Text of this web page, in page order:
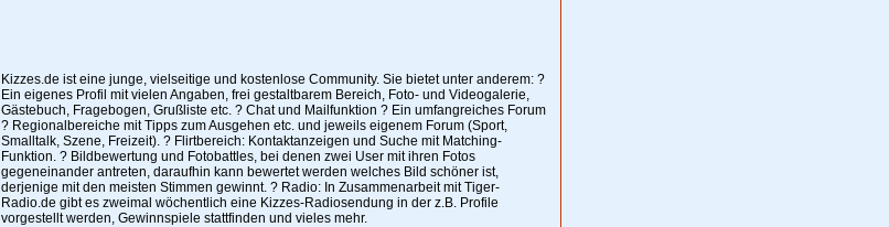
Kizzes.de ist eine junge, vielseitige und kostenlose Community. Sie bietet unter anderem: ?
Ein eigenes Profil mit vielen Angaben, frei gestaltbarem Bereich, Foto- und Videogalerie,
Gästebuch, Fragebogen, Grußliste etc. ? Chat und Mailfunktion ? Ein umfangreiches Forum
? Regionalbereiche mit Tipps zum Ausgehen etc. und jeweils eigenem Forum (Sport,
Smalltalk, Szene, Freizeit). ? Flirtbereich: Kontaktanzeigen und Suche mit Matching-
Funktion. ? Bildbewertung und Fotobattles, bei denen zwei User mit ihren Fotos
gegeneinander antreten, daraufhin kann bewertet werden welches Bild schöner ist,
derjenige mit den meisten Stimmen gewinnt. ? Radio: In Zusammenarbeit mit Tiger-
Radio.de gibt es zweimal wöchentlich eine Kizzes-Radiosendung in der z.B. Profile
vorgestellt werden, Gewinnspiele stattfinden und vieles mehr.